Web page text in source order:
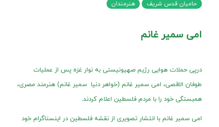
حامیان قدس شریف هنرمندان
امی سمیر غانم
درپی حملات هوایی رژیم صهیونیستی به نوار غزه پس از عملیات
طوفان الاقصی، امی سمیر غانم (خواهر دنیا سمیر غانم) هنرمند مصری،
همبستگی خود را با مردم فلسطین اعلام کردند.
امی سمیر غانم با انتشار تصویری از نقشه فلسطین در اینستاگرام خود